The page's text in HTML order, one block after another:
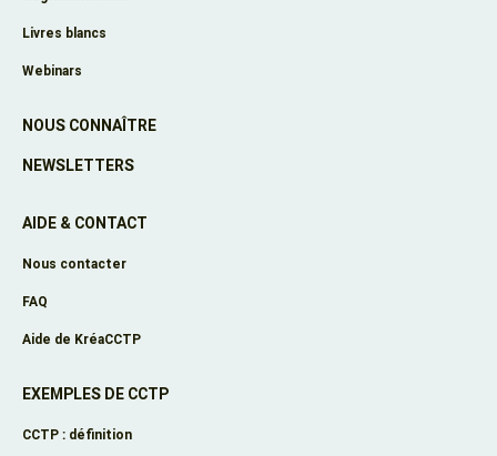
Livres blancs
Webinars
NOUS CONNAÎTRE
NEWSLETTERS
AIDE & CONTACT
Nous contacter
FAQ
Aide de KréaCCTP
EXEMPLES DE CCTP
CCTP : définition